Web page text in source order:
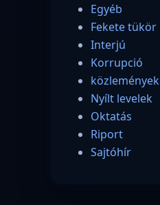
Egyéb
Fekete tükör
Interjú
Korrupció
közlemények
Nyílt levelek
Oktatás
Riport
Sajtóhír